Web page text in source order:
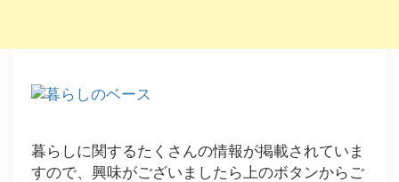
暮らしに関するたくさんの情報が掲載されていま
すので、興味がございましたら上のボタンからご